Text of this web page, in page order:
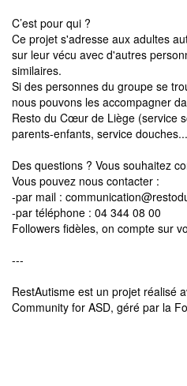
C’est pour qui ?
Ce projet s'adresse aux adultes
sur leur vécu avec d'autres
similaires.
Si des personnes du groupe se
nous pouvons les accompagner
Resto du Cœur de Liège (service
parents-enfants, service
Des questions ? Vous souhaitez
Vous pouvez nous contacter :
-par mail :
-par téléphone : 04 344 08 00
Followers fidèles, on compte sur
---
RestAutisme est un projet réalisé
Community for ASD, géré par la